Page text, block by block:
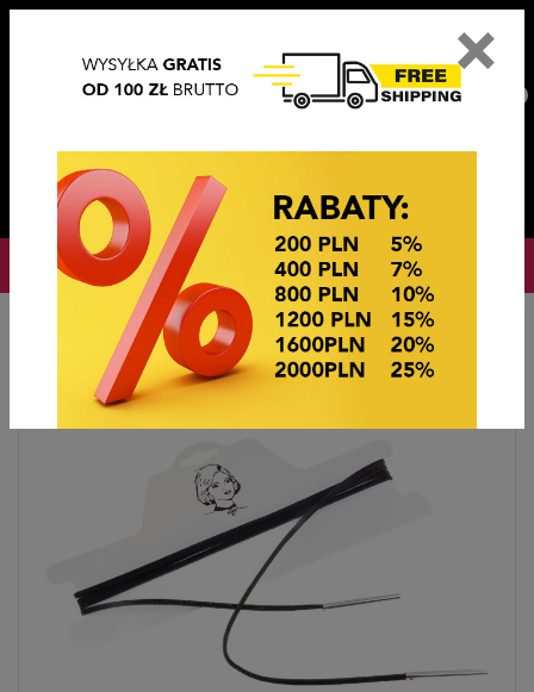
OKAZJE CENOWE
Hlavní stránka Bižutérie CHOKERS
×